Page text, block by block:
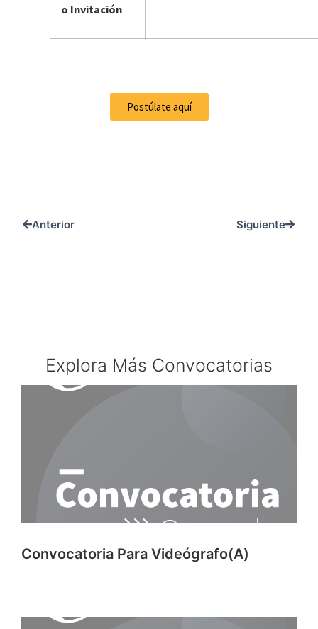
o Invitación
Postúlate aquí
Anterior Siguiente
Explora Más Convocatorias
Convocatoria Para Videógrafo(a)